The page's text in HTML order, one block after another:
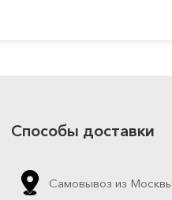
Способы доставки
Самовывоз из